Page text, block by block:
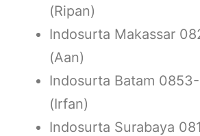
(Ripan)
Indosurta Makassar
(Aan)
Indosurta Batam
(Irfan)
Indosurta Surabaya